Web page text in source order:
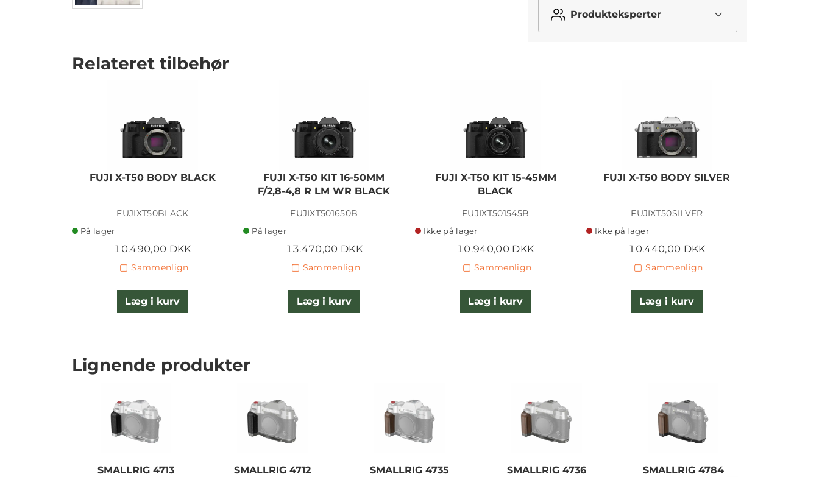
Produkteksperter
Relateret tilbehør
FUJI X-T50 BODY BLACK
FUJIXT50BLACK
På lager
10.490,00 DKK
Sammenlign
Læg i kurv
FUJI X-T50 KIT 16-50MM
F/2,8-4,8 R LM WR BLACK
FUJIXT501650B
På lager
13.470,00 DKK
Sammenlign
Læg i kurv
FUJI X-T50 KIT 15-45MM
BLACK
FUJIXT501545B
Ikke på lager
10.940,00 DKK
Sammenlign
Læg i kurv
FUJI X-T50 BODY SILVER
FUJIXT50SILVER
Ikke på lager
10.440,00 DKK
Sammenlign
Læg i kurv
Lignende produkter
SMALLRIG 4713
SMALLRIG 4712
SMALLRIG 4735
SMALLRIG 4736
SMALLRIG 4784